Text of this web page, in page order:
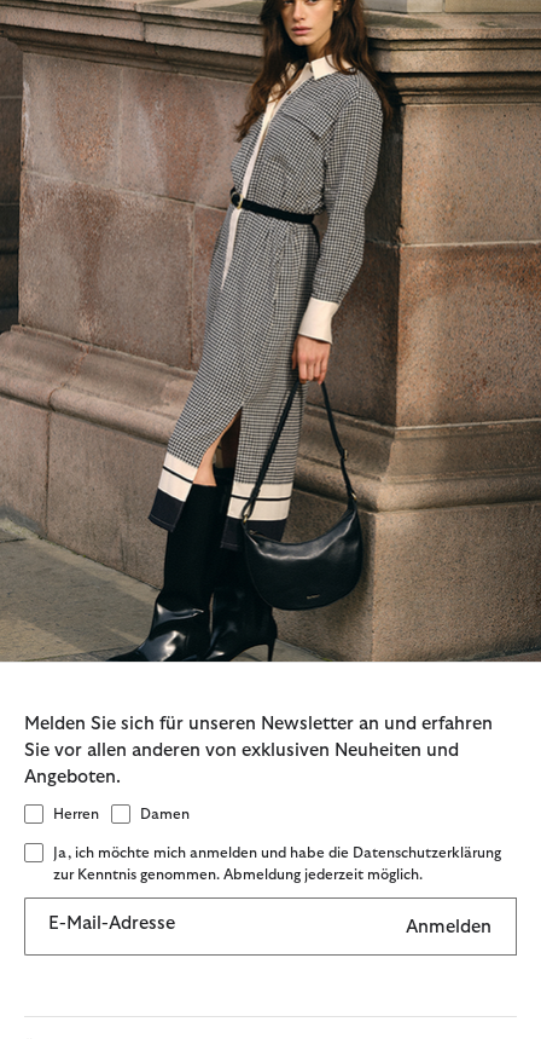
Melden Sie sich für unseren Newsletter an und erfahren
Sie vor allen anderen von exklusiven Neuheiten und
Angeboten.
Herren Damen
Ja, ich möchte mich anmelden und habe die Datenschutzerklärung
zur Kenntnis genommen. Abmeldung jederzeit möglich.
E-Mail-Adresse Anmelden